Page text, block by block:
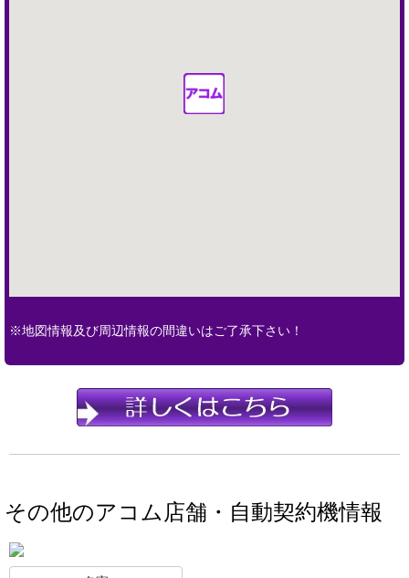
※地図情報及び周辺情報の間違いはご了承下さい！
その他のアコム店舗・自動契約機情報